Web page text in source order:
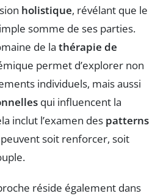
holistique, révélant que le
somme de ses parties.
de la thérapie de
permet d’explorer non
individuels, mais aussi
qui influencent la
inclut l’examen des patterns
soit renforcer, soit
réside également dans